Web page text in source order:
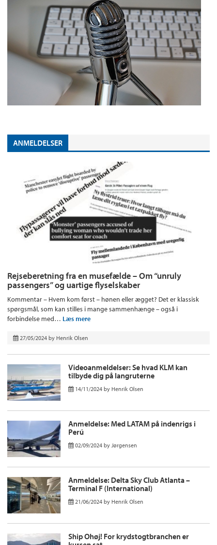
ANMELDELSER
Rejseberetning fra en musefælde – Om “unruly
passengers” og uartige flyselskaber
Kommentar – Hvem kom først – hønen eller ægget? Det er klassisk
spørgsmål, som kan stilles i mange sammenhænge – også i
forbindelse med… Læs mere
27/05/2024 by Henrik Olsen
Videoanmeldelser: Se hvad KLM kan
tilbyde dig på langruterne
14/11/2024 by Henrik Olsen
Anmeldelse: Med LATAM på indenrigs i
Perú
02/09/2024 by Jørgensen
Anmeldelse: Delta Sky Club Atlanta –
Terminal F (International)
21/06/2024 by Henrik Olsen
Ship Ohøj! For krydstogtbranchen er